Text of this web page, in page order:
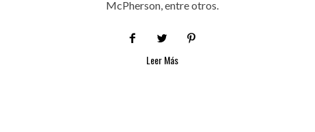
McPherson, entre otros.
Leer Más